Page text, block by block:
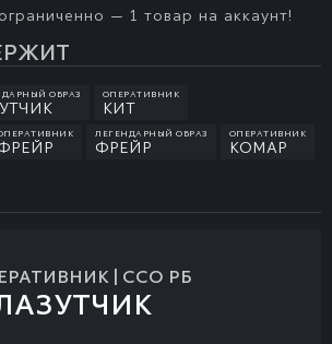
— 1 товар на аккаунт!
ОБРАЗ ОПЕРАТИВНИК
КИТ
ЛЕГЕНДАРНЫЙ ОБРАЗ
ФРЕЙР
ОПЕРАТИВНИК
КОМАР
| ССО РБ